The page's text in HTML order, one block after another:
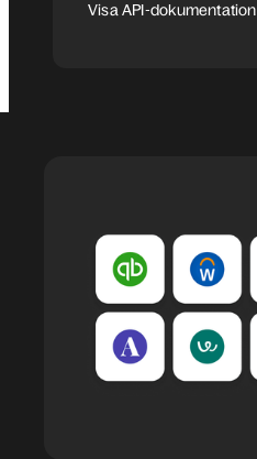
Visa API-dokumentation